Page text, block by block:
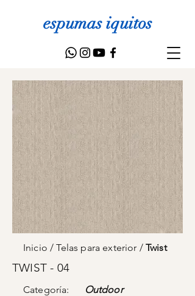
espumas iquitos
Inicio/Telas para exterior / Twist
TWIST - 04
Categoría:
Outdoor